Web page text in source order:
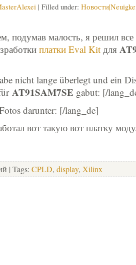
| Filled under:
подумав малость, я решил все
платки Eval Kit для
nicht lange überlegt und ein
AT91SAM7SE gabut: [/
darunter: [/lang_de]
вот такую вот платку
| Tags: CPLD, display, Xilinx